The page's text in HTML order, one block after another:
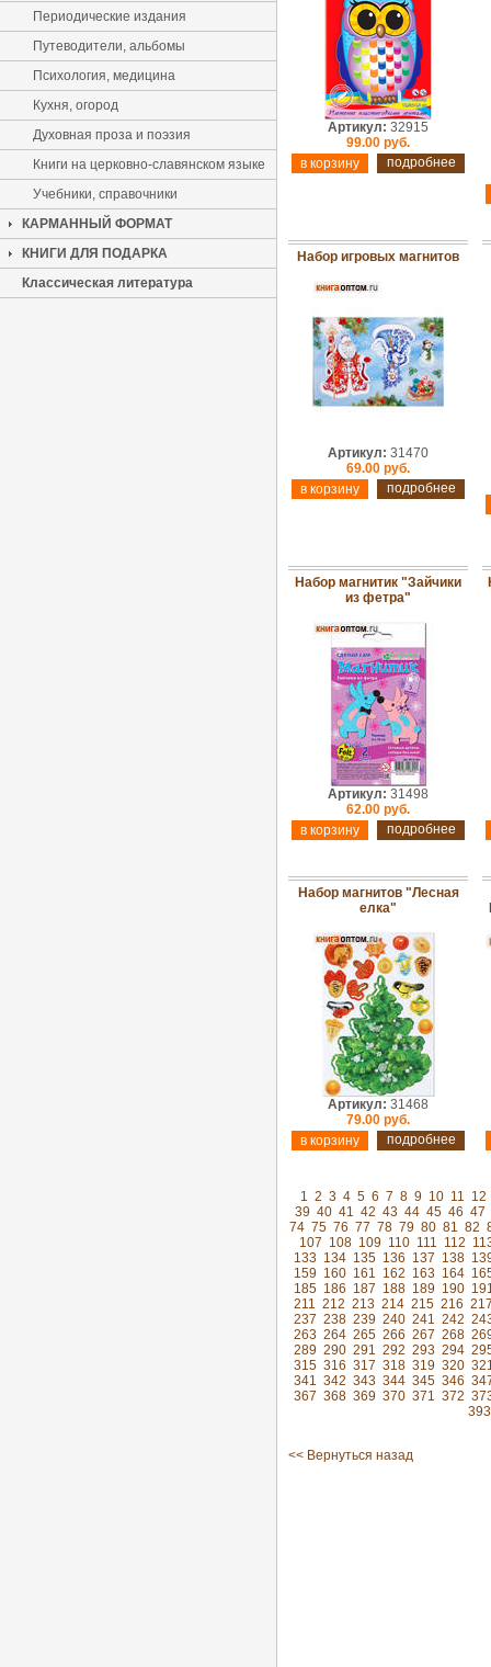
Периодические издания
Путеводители, альбомы
Психология, медицина
Кухня, огород
Духовная проза и поэзия
Книги на церковно-славянском языке
Учебники, справочники
КАРМАННЫЙ ФОРМАТ
КНИГИ ДЛЯ ПОДАРКА
Классическая литература
Артикул: 32915
99.00 руб.
подробнее
Набор игровых магнитов
Артикул: 31470
69.00 руб.
подробнее
Набор магнитик "Зайчики
из фетра"
Артикул: 31498
62.00 руб.
подробнее
Набор магнитов "Лесная
елка"
Артикул: 31468
79.00 руб.
подробнее
1 2 3 4 5 6 7 8 9 10 11 12
39 40 41 42 43 44 45 46 47
74 75 76 77 78 79 80 81 82
107 108 109 110 111 112
133 134 135 136 137 138
159 160 161 162 163 164
185 186 187 188 189 190
211 212 213 214 215 216
237 238 239 240 241 242
263 264 265 266 267 268
289 290 291 292 293 294
315 316 317 318 319 320
341 342 343 344 345 346
367 368 369 370 371 372
393
<< Вернуться назад